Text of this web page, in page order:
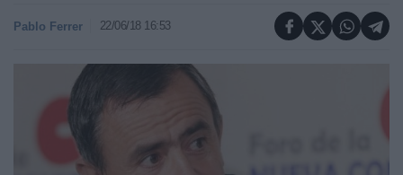
Pablo Ferrer 22/06/18 16:53